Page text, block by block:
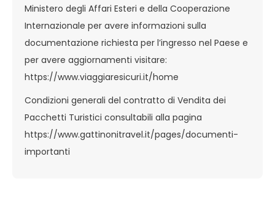
Ministero degli Affari Esteri e della Cooperazione
Internazionale per avere informazioni sulla
documentazione richiesta per l’ingresso nel Paese e
per avere aggiornamenti visitare:
https://www.viaggiaresicuri.it/home
Condizioni generali del contratto di Vendita dei
Pacchetti Turistici consultabili alla pagina
https://www.gattinonitravel.it/pages/documenti-
importanti